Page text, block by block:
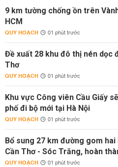
9 km tường chống ồn trên
HCM
QUY HOẠCH 01 phút trước
Đề xuất 28 khu đô thị nén dọc
Thơ
QUY HOẠCH 01 phút trước
Khu vực Công viên Cầu Giấy
phố đi bộ mới tại Hà Nội
QUY HOẠCH 01 phút trước
Bổ sung 27 km đường gom
Cần Thơ - Sóc Trăng, hoàn
QUY HOẠCH 01 phút trước